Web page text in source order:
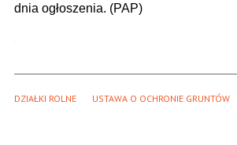
dnia ogłoszenia. (PAP)
DZIAŁKI ROLNE USTAWA O OCHRONIE GRUNTÓW